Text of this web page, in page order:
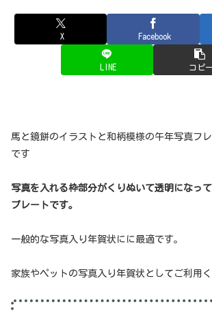
X Facebook
LINE コピー
馬と鏡餅のイラストと和柄模様の午年写真フ
です
写真を入れる枠部分がくりぬいて透明になっ
プレートです。
一般的な写真入り年賀状にに最適です。
家族やペットの写真入り年賀状としてご利用く